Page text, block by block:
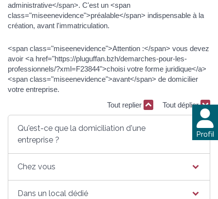
Profil
administrative</span>. C'est un <span
class="miseenevidence">préalable</span> indispensable à la
création, avant l'immatriculation.
<span class="miseenevidence">Attention :</span> vous devez
avoir <a href="https://pluguffan.bzh/demarches-pour-les-
professionnels/?xml=F23844">choisi votre forme juridique</a>
<span class="miseenevidence">avant</span> de domicilier
votre entreprise.
Tout replier
Tout déplier
Qu'est-ce que la domiciliation d'une
entreprise ?
Chez vous
Dans un local dédié